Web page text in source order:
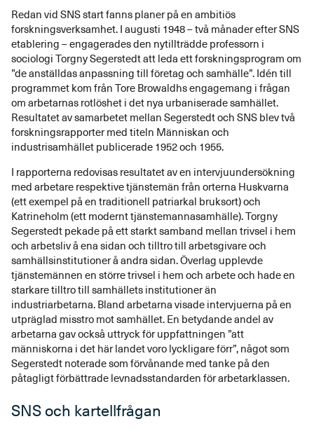
Redan vid SNS start fanns planer på en ambitiös
forskningsverksamhet. I augusti 1948 – två månader efter SNS
etablering – engagerades den nytillträdde professorn i
sociologi Torgny Segerstedt att leda ett forskningsprogram om
”de anställdas anpassning till företag och samhälle”. Idén till
programmet kom från Tore Browaldhs engagemang i frågan
om arbetarnas rotlöshet i det nya urbaniserade samhället.
Resultatet av samarbetet mellan Segerstedt och SNS blev två
forskningsrapporter med titeln Människan och
industrisamhället publicerade 1952 och 1955.
I rapporterna redovisas resultatet av en intervjuundersökning
med arbetare respektive tjänstemän från orterna Huskvarna
(ett exempel på en traditionell patriarkal bruksort) och
Katrineholm (ett modernt tjänstemannasamhälle). Torgny
Segerstedt pekade på ett starkt samband mellan trivsel i hem
och arbetsliv å ena sidan och tilltro till arbetsgivare och
samhällsinstitutioner å andra sidan. Överlag upplevde
tjänstemännen en större trivsel i hem och arbete och hade en
starkare tilltro till samhällets institutioner än
industriarbetarna. Bland arbetarna visade intervjuerna på en
utpräglad misstro mot samhället. En betydande andel av
arbetarna gav också uttryck för uppfattningen ”att
människorna i det här landet voro lyckligare förr”, något som
Segerstedt noterade som förvånande med tanke på den
påtagligt förbättrade levnadsstandarden för arbetarklassen.
SNS och kartellfrågan